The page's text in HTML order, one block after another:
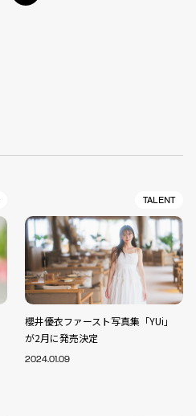
TALENT
櫻井優衣ファースト写真集「YUi」
が2月に発売決定
2024.01.09